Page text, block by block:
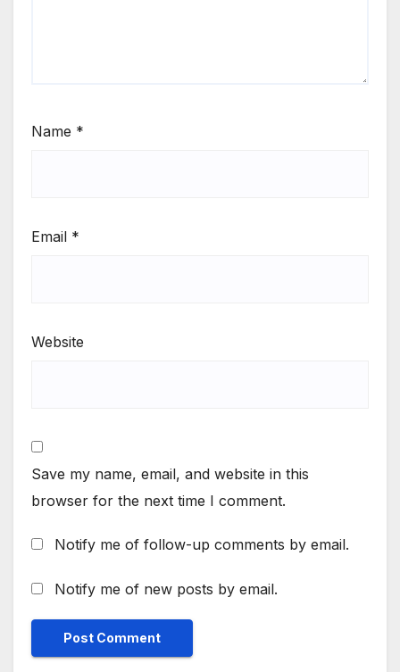
Name *
Email *
Website
Save my name, email, and website in this
browser for the next time I comment.
Notify me of follow-up comments by email.
Notify me of new posts by email.